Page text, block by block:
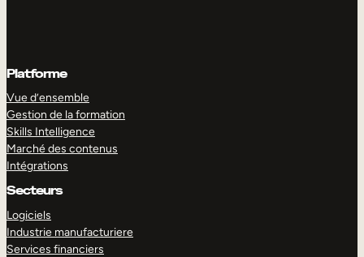
Platforme
Vue d’ensemble
Gestion de la formation
Skills Intelligence
Marché des contenus
Intégrations
Secteurs
Logiciels
Industrie manufacturiere
Services financiers